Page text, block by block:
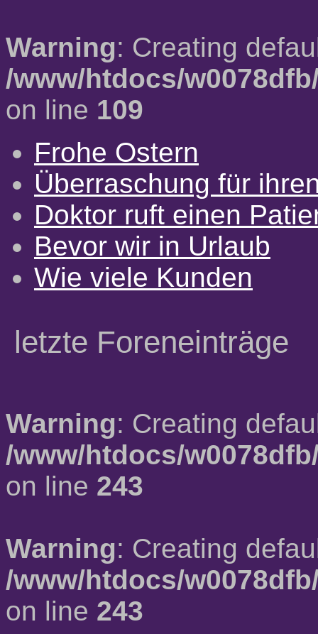
Warning: Creating
/www/htdocs/
on line 109
Frohe Ostern
Überraschung für
Doktor ruft einen
Bevor wir in Urlaub
Wie viele Kunden
letzte Foreneinträge
Warning: Creating
/www/htdocs/
on line 243
Warning: Creating
/www/htdocs/
on line 243